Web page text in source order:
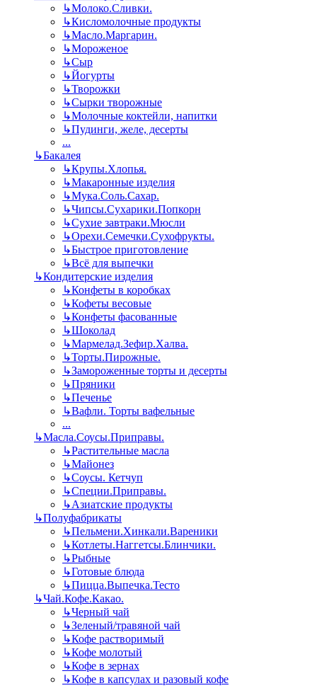
↳Молоко.Сливки.
↳Кисломолочные продукты
↳Масло.Маргарин.
↳Мороженое
↳Сыр
↳Йогурты
↳Творожки
↳Сырки творожные
↳Молочные коктейли, напитки
↳Пудинги, желе, десерты
...
↳Бакалея
↳Крупы.Хлопья.
↳Макаронные изделия
↳Мука.Соль.Сахар.
↳Чипсы.Сухарики.Попкорн
↳Сухие завтраки.Мюсли
↳Орехи.Семечки.Сухофрукты.
↳Быстрое приготовление
↳Всё для выпечки
↳Кондитерские изделия
↳Конфеты в коробках
↳Кофеты весовые
↳Конфеты фасованные
↳Шоколад
↳Мармелад.Зефир.Халва.
↳Торты.Пирожные.
↳Замороженные торты и десерты
↳Пряники
↳Печенье
↳Вафли. Торты вафельные
...
↳Масла.Соусы.Приправы.
↳Растительные масла
↳Майонез
↳Соусы. Кетчуп
↳Специи.Приправы.
↳Азиатские продукты
↳Полуфабрикаты
↳Пельмени.Хинкали.Вареники
↳Котлеты.Наггетсы.Блинчики.
↳Рыбные
↳Готовые блюда
↳Пицца.Выпечка.Тесто
↳Чай.Кофе.Какао.
↳Черный чай
↳Зеленый/травяной чай
↳Кофе растворимый
↳Кофе молотый
↳Кофе в зернах
↳Кофе в капсулах и разовый кофе